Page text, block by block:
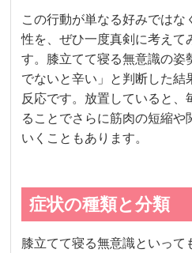
この行動が単なる好みではな
性を、ぜひ一度真剣に考えて
す。膝立てて寝る無意識の姿
でないと辛い」と判断した結
反応です。放置していると、
ることでさらに筋肉の短縮や
いくこともあります。
症状の種類と分類
膝立てて寝る無意識といって